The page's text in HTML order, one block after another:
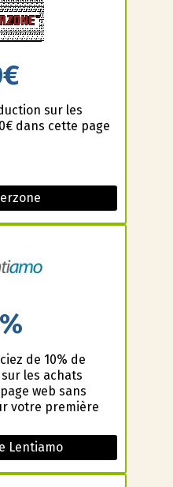
sur les
dans cette page
de 10% de
les achats
web sans
votre première
Lentiamo